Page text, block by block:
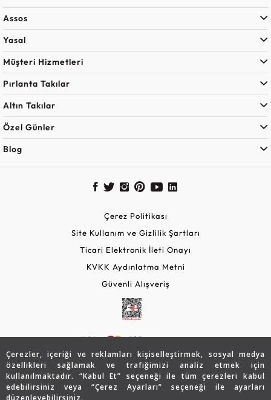
Çerezler, içeriği ve reklamları kişiselleştirmek, sosyal medya
özellikleri sağlamak ve trafiğimizi analiz etmek için
kullanılmaktadır. “Kabul Et” seçeneği ile tüm çerezleri kabul
edebilirsiniz veya “Çerez Ayarları” seçeneği ile ayarları
düzenleyebilirsiniz.
Assos
Yasal
Müşteri Hizmetleri
Pırlanta Takılar
Altın Takılar
Özel Günler
Blog
© 2026 Assos Diamond
Çerez Politikası
Site Kullanım ve Gizlilik Şartları
Ticari Elektronik İleti Onayı
KVKK Aydınlatma Metni
Güvenli Alışveriş